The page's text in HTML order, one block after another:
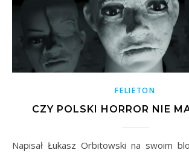
FELIETON
CZY POLSKI HORROR NIE
Napisał Łukasz Orbitowski na swoim blogu słów parę –